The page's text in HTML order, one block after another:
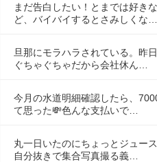
まだ告白したい！とまでは好き
ど、バイバイするとさみしくな…
旦那にモラハラされている。昨
ぐちゃぐちゃだから会社休ん…
今月の水道明細確認したら、
て思った💸色んな支払いで…
丸一日いたのにちょっとジュー
自分抜きで集合写真撮る義…